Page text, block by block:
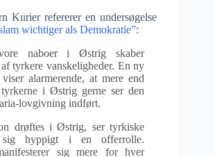
Kurier refererer en undersøgelse
wichtiger als Demokratie”:
naboer i Østrig skaber
tyrkere vanskeligheder. En ny
viser alarmerende, at mere end
i Østrig gerne ser den
lovgivning indført.
drøftes i Østrig, ser tyrkiske
sig hyppigt i en offerrolle.
sig mere for hver